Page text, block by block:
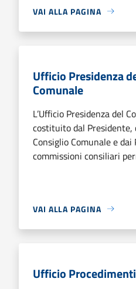
VAI ALLA PAGINA
Ufficio Presidenza
Comunale
L’Ufficio Presidenza del
costituito dal Presidente,
Consiglio Comunale e
commissioni consiliari
VAI ALLA PAGINA
Ufficio